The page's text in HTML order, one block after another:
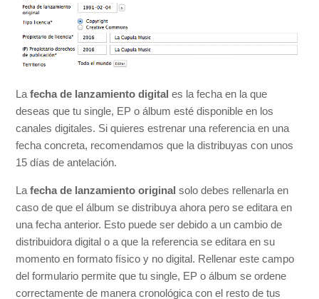
Lafecha de lanzamiento digital es la fecha en la que
deseas que tu single, EP o álbum esté disponible en los
canales digitales. Si quieres estrenar una referencia en una
fecha concreta, recomendamos que la distribuyas con unos
15 días de antelación.
Lafecha de lanzamiento original solo debes rellenarla en
caso de que el álbum se distribuya ahora pero se editara en
una fecha anterior. Esto puede ser debido a un cambio de
distribuidora digital o a que la referencia se editara en su
momento en formato físico y no digital. Rellenar este campo
del formulario permite que tu single, EP o álbum se ordene
correctamente de manera cronológica con el resto de tus